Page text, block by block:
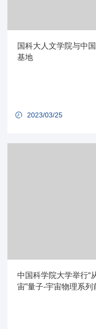
国科大人文学院与中
基地
2023/03/25
中国科学院大学举行“
宙”量子-宇宙物理系列